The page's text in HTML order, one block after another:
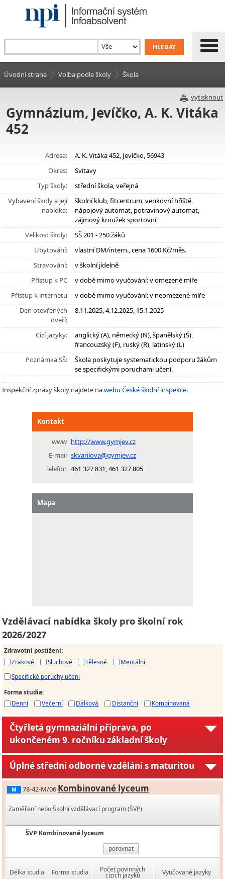
Úvodní strana Volba podle školy Škola
vytisknout
Gymnázium, Jevíčko, A. K. Vitáka
452
Adresa:
A. K. Vitáka 452, Jevíčko, 56943
Okres:
Svitavy
Typ školy:
střední škola, veřejná
Vybavení školy a její
nabídka:
školní klub, fitcentrum, venkovní hřiště,
nápojový automat, potravinový automat,
zájmový kroužek sportovní
Velikost školy:
SŠ 201 - 250 žáků
Ubytování:
vlastní DM/intern., cena 1600 Kč/měs.
Stravování:
v školní jídelně
Přístup k PC
v době mimo vyučování: v omezené míře
Přístup k internetu
v době mimo vyučování: v neomezené míře
Den otevřených
dveří:
8.11.2025, 4.12.2025, 15.1.2025
Cizí jazyky:
anglický (A), německý (N), španělský (Š),
francouzský (F), ruský (R), latinský (L)
Poznámka SŠ:
Škola poskytuje systematickou podporu žákům
se specifickými poruchami učení.
Inspekční zprávy školy najdete nawebu České školní inspekce.
Kontakt
www http://www.gymjev.cz
E-mail skvarilova@gymjev.cz
Telefon 461 327 831, 461 327 805
Mapa
Vzdělávací nabídka školy pro školní rok
2026/2027
Zdravotní postižení:
Zrakové
Sluchové Tělesné
Mentální
Specifické poruchy učení
Forma studia:
Denní
Večerní Dálková Distanční Kombinovaná
Čtyřletá gymnaziální příprava, po
ukončeném 9. ročníku základní školy
Úplné střední odborné vzdělání s maturitou
M 78-42-M/06 Kombinované lyceum
Zaměření nebo Školní vzdělávací program (ŠVP)
ŠVP Kombinované lyceum
porovnat
Délka studia Forma studia Počet povinných
cizích jazyků Vyučované jazyky